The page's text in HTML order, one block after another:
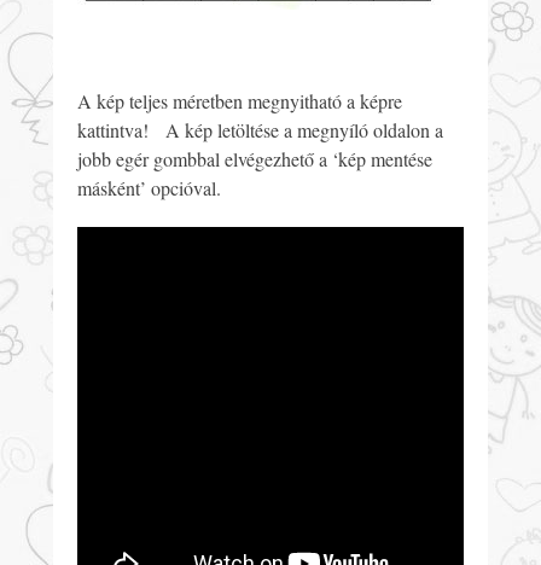
A kép teljes méretben megnyitható a képre
kattintva! A kép letöltése a megnyíló oldalon a
jobb egér gombbal elvégezhető a ‘kép mentése
másként’ opcióval.